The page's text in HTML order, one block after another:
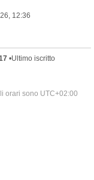
12:36
•Ultimo iscritto
orari sono UTC+02:00